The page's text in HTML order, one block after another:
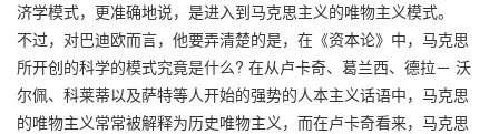
济学模式，更准确地说，是进入到马克思主义的唯物主义模式。
不过，对巴迪欧而言，他要弄清楚的是，在《资本论》中，马克思
所开创的科学的模式究竟是什么? 在从卢卡奇、葛兰西、德拉－ 沃
尔佩、科莱蒂以及萨特等人开始的强势的人本主义话语中，马克思
的唯物主义常常被解释为历史唯物主义，而在卢卡奇看来，马克思